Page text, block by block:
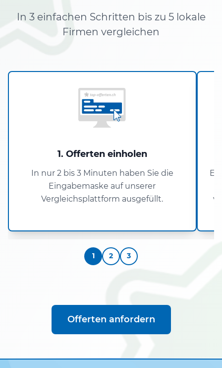
In 3 einfachen Schritten bis zu 5 lokale
Firmen vergleichen
1. Offerten einholen
In nur 2 bis 3 Minuten haben Sie die
Eingabemaske auf unserer
Vergleichsplattform ausgefüllt.
1 2 3
Offerten anfordern